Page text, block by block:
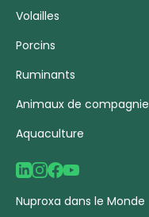
Volailles
Porcins
Ruminants
Animaux de compagnie
Aquaculture
Nuproxa dans le Monde